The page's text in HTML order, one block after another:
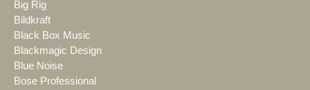
Big Rig
Bildkraft
Black Box Music
Blackmagic Design
Blue Noise
Bose Professional